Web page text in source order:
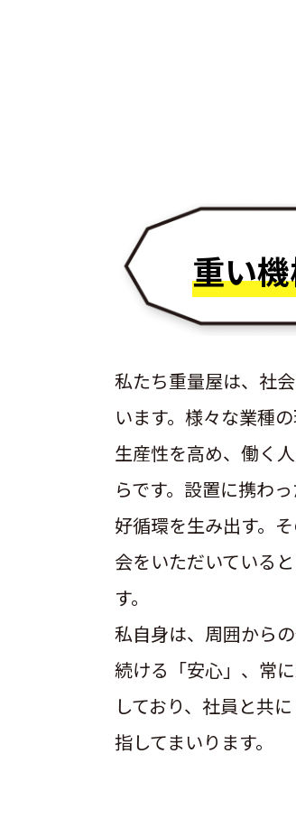
重い
私たち重量屋は、社
います。様々な業種
生産性を高め、働く
らです。設置に携わ
好循環を生み出す。
会をいただいている
す。
私自身は、周囲から
続ける「安心」、常
しており、社員と共
指してまいります。